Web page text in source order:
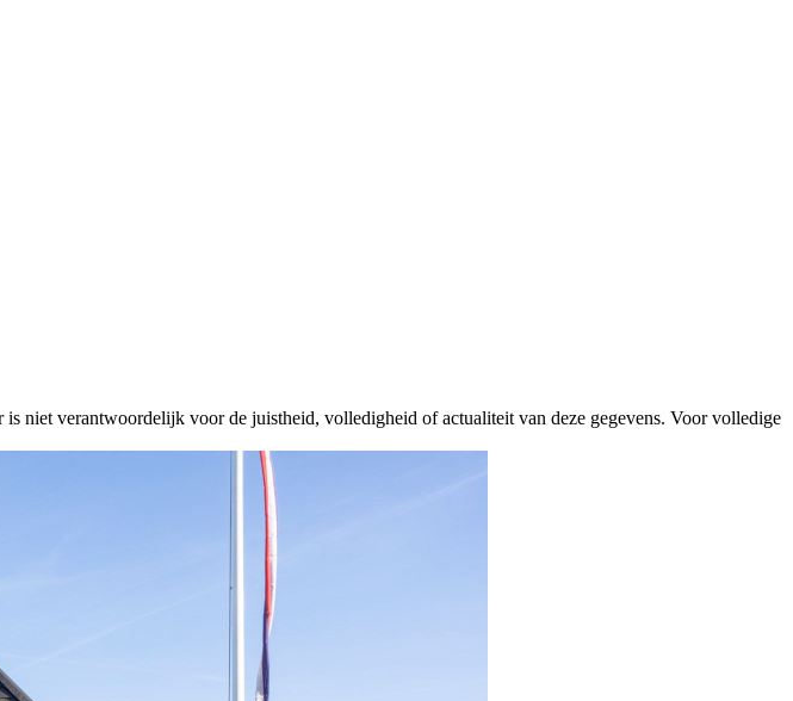
niet verantwoordelijk voor de juistheid, volledigheid of actualiteit van deze gegevens. Voor volledige